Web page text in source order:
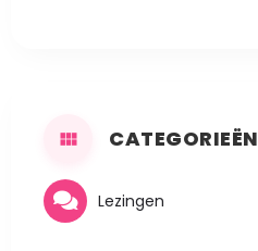
CATEGORIEËN
Lezingen